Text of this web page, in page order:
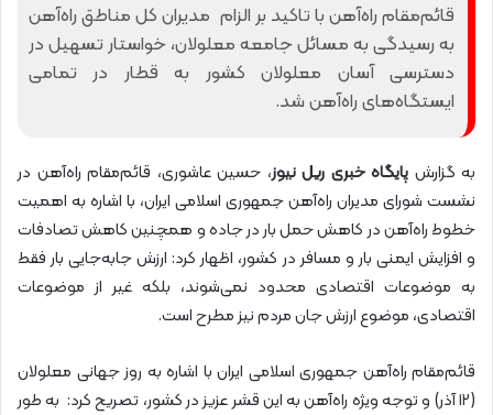
قائم‌مقام راه‌آهن با تاکید بر الزام مدیران کل مناطق راه‌آهن
به رسیدگی به مسائل جامعه معلولان، خواستار تسهیل در
دسترسی آسان معلولان کشور به قطار در تمامی
ایستگاه‌های راه‌آهن شد.
به گزارش پایگاه خبری ریل نیوز، حسین عاشوری، قائم‌مقام راه‌آهن در
نشست شورای مدیران راه‌آهن جمهوری اسلامی ایران، با اشاره به اهمیت
خطوط راه‌آهن در کاهش حمل بار در جاده و همچنین کاهش تصادفات
و افزایش ایمنی بار و مسافر در کشور، اظهار کرد: ارزش جابه‌جایی بار فقط
به موضوعات اقتصادی محدود نمی‌شوند، بلکه غیر از موضوعات
اقتصادی، موضوع ارزش جان مردم نیز مطرح است.
قائم‌مقام راه‌آهن جمهوری اسلامی ایران با اشاره به روز جهانی معلولان
(۱۲ آذر) و توجه ویژه راه‌آهن به این قشر عزیز در کشور، تصریح کرد: به طور